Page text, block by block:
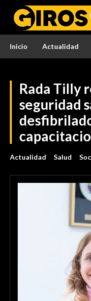
Inicio Actualidad
Rada Tilly
seguridad
Actualidad Salud